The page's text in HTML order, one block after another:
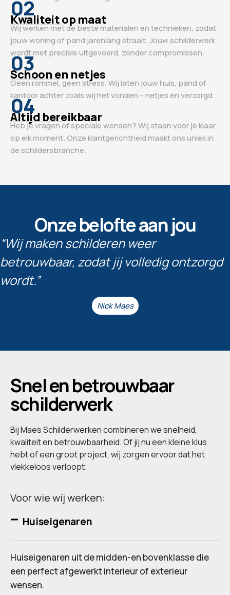
02
Kwaliteit op maat
Wij werken met de beste materialen en technieken, zodat
jouw woning of pand jarenlang straalt. Jouw schilderwerk
wordt met precisie uitgevoerd, zonder compromissen.
03
Schoon en netjes
Geen rommel, geen stress. Wij laten jouw huis, pand of
kantoor achter zoals wij het vonden – netjes en verzorgd.
04
Altijd bereikbaar
Heb je vragen of speciale wensen? Wij staan voor je klaar,
op elk moment. Onze klantgerichtheid maakt ons uniek in
de schildersbranche.
Onze belofte aan jou
“Wij maken schilderen weer
betrouwbaar, zodat jij volledig ontzorgd
wordt.”
Nick Maes
Snel en betrouwbaar
schilderwerk
Bij Maes Schilderwerken combineren we snelheid,
kwaliteit en betrouwbaarheid. Of jij nu een kleine klus
hebt of een groot project, wij zorgen ervoor dat het
vlekkeloos verloopt.
Voor wie wij werken:
Huiseigenaren
Huiseigenaren uit de midden-en bovenklasse die
een perfect afgewerkt interieur of exterieur
wensen.